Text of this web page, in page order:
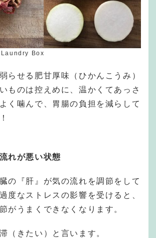
Laundry Box
らせる肥甘厚味（ひかんこうみ）
ものは控えめに、温かくてあっさ
く噛んで、胃腸の負担を減らして
れが悪い状態
の『肝』が気の流れを調節をして
度なストレスの影響を受けると、
がうまくできなくなります。
（きたい）と言います。